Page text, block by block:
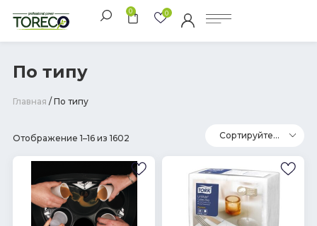
0 0
По типу
Главная / По типу
Отображение 1–16 из 1602